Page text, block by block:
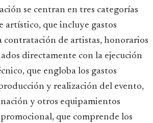
se centran en tres categorías
artístico, que incluye gastos
contratación de artistas, honorarios
directamente con la ejecución
que engloba los gastos
y realización del evento,
y otros equipamientos
que comprende los